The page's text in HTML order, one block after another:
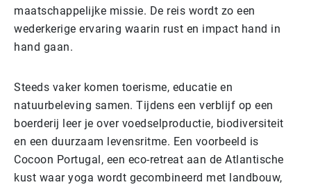
maatschappelijke missie. De reis wordt zo een
wederkerige ervaring waarin rust en impact hand in
hand gaan.
Steeds vaker komen toerisme, educatie en
natuurbeleving samen. Tijdens een verblijf op een
boerderij leer je over voedselproductie, biodiversiteit
en een duurzaam levensritme. Een voorbeeld is
Cocoon Portugal, een eco-retreat aan de Atlantische
kust waar yoga wordt gecombineerd met landbouw,